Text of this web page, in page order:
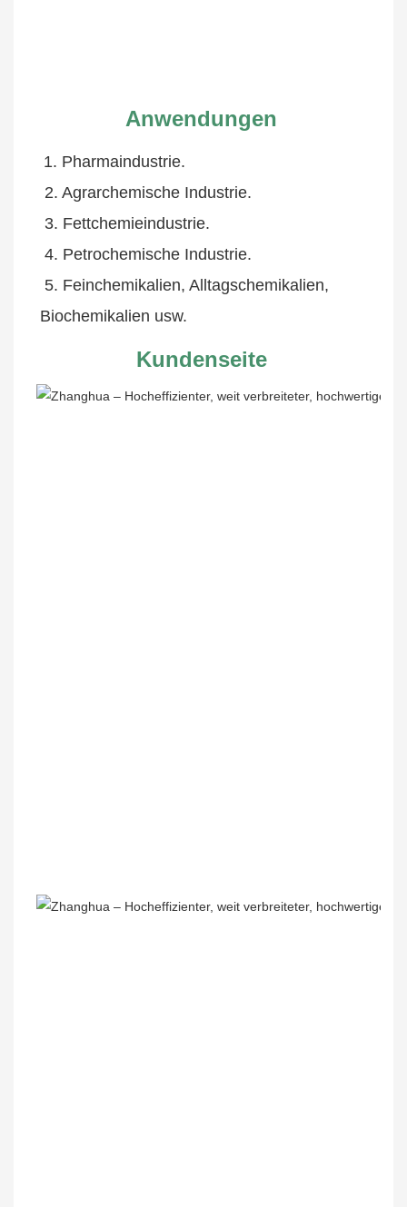
Anwendungen
1. Pharmaindustrie.
2. Agrarchemische Industrie.
3. Fettchemieindustrie.
4. Petrochemische Industrie.
Biochemikalien usw.
Kundenseite